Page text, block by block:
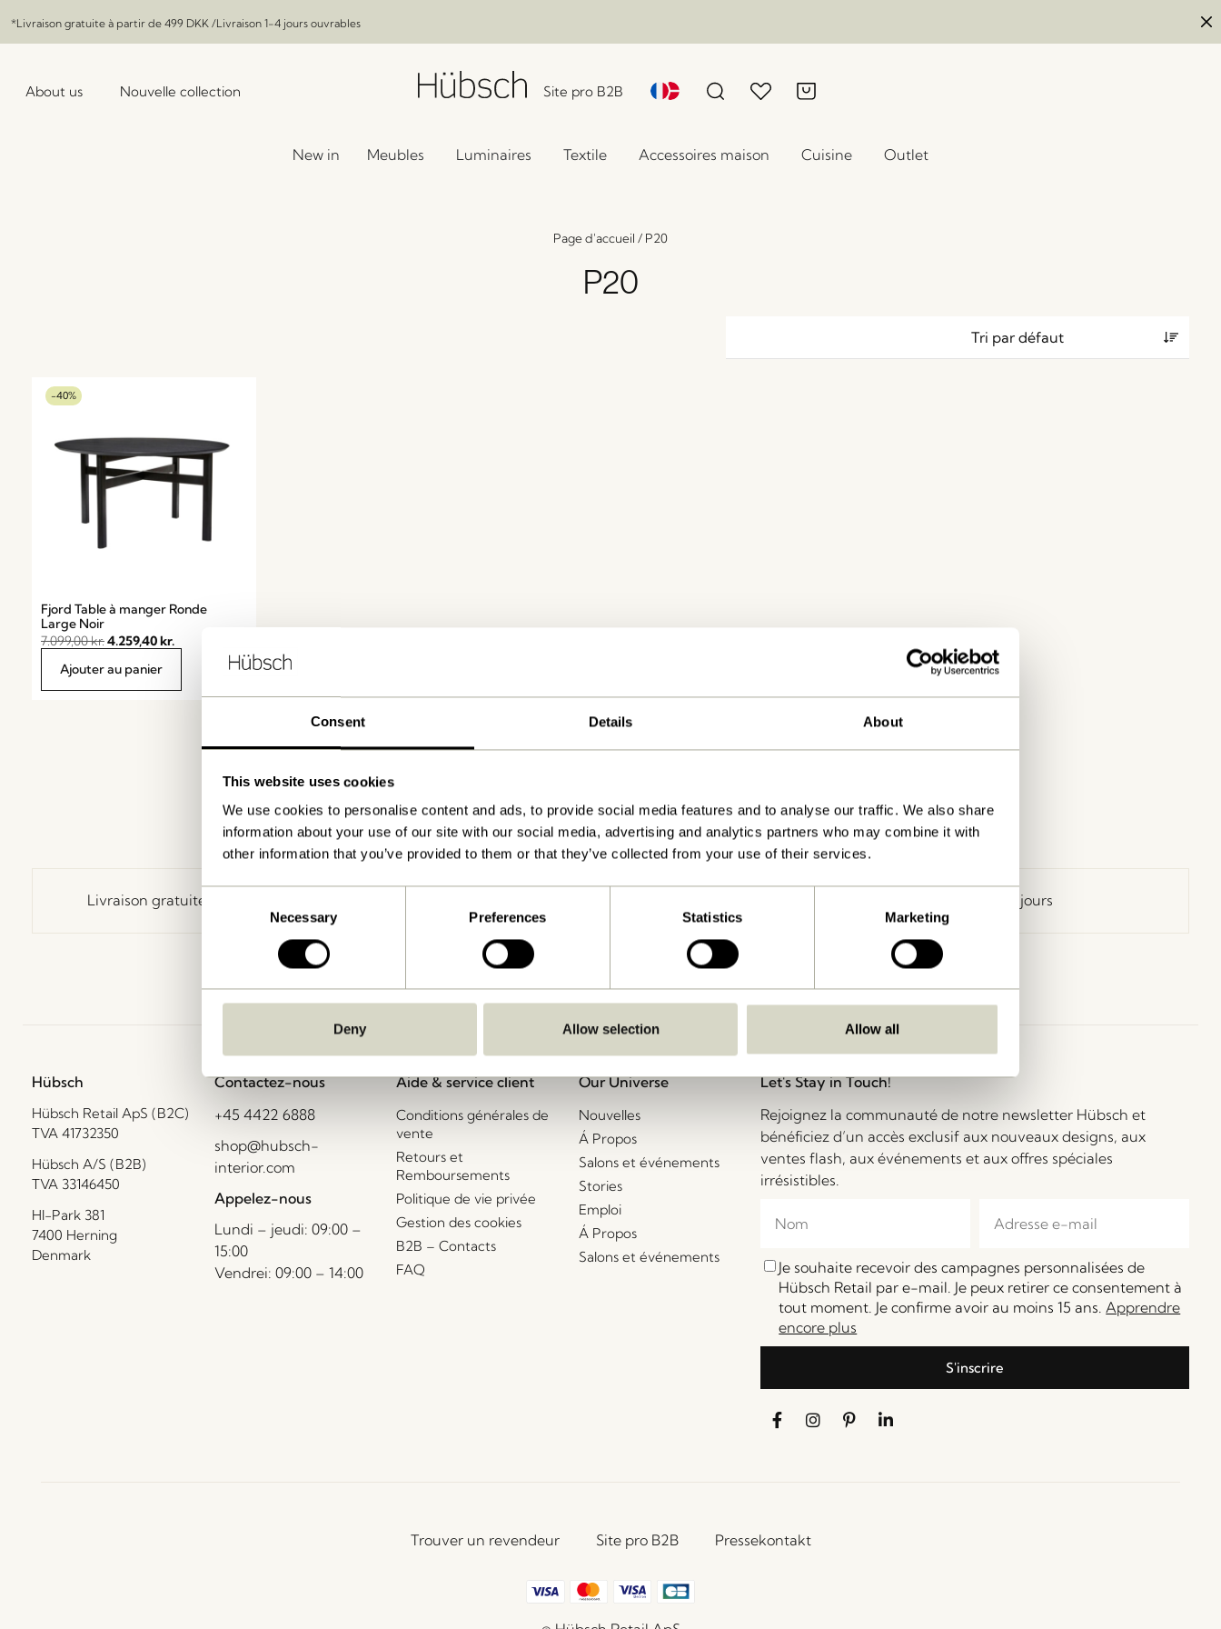
Consent Details About
This website uses cookies
We use cookies to personalise content and ads, to provide social media features and to analyse our traffic. We also share
information about your use of our site with our social media, advertising and analytics partners who may combine it with
other information that you’ve provided to them or that they’ve collected from your use of their services.
Consent
Necessary Preferences Statistics Marketing
Deny Allow selection Allow all
*Livraison gratuite à partir de 499 DKK /Livraison 1-4 jours ouvrables
About us Nouvelle collection Site pro B2B
New in Meubles Luminaires Textile Accessoires maison Cuisine Outlet
Page d'accueil / P20
P20
-40%
Fjord Table à manger Ronde
Large Noir
7.099,00kr.4.259,40kr.
Ajouter au panier
Livraison gratuite à partir de Retour 30 jours
Hübsch
Hübsch Retail ApS (B2C)
TVA 41732350
Hübsch A/S (B2B)
TVA 33146450
HI-Park 381
7400 Herning
Denmark
Contactez-nous
+45 4422 6888
shop@hubsch-
interior.com
Appelez-nous
Lundi – jeudi: 09:00 –
15:00
Vendrei: 09:00 – 14:00
Aide & service client
Conditions générales de
vente
Retours et
Remboursements
Politique de vie privée
Gestion des cookies
B2B – Contacts
FAQ
Our Universe
Nouvelles
Á Propos
Salons et événements
Stories
Emploi
Á Propos
Salons et événements
Let's Stay in Touch!
Rejoignez la communauté de notre newsletter Hübsch et
bénéficiez d’un accès exclusif aux nouveaux designs, aux
ventes flash, aux événements et aux offres spéciales
irrésistibles.
Je souhaite recevoir des campagnes personnalisées de
Hübsch Retail par e-mail. Je peux retirer ce consentement à
tout moment. Je confirme avoir au moins 15 ans. Apprendre
encore plus
S'inscrire
Trouver un revendeur Site pro B2B Pressekontakt